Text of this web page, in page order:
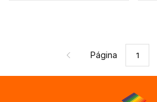
Página